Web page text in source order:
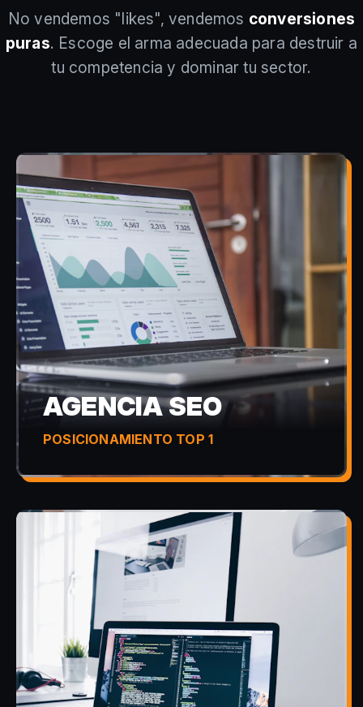
No vendemos "likes", vendemos conversiones
puras. Escoge el arma adecuada para destruir a
tu competencia y dominar tu sector.
AGENCIA SEO
POSICIONAMIENTO TOP 1